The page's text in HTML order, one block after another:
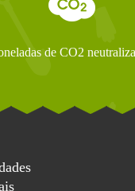
de CO2